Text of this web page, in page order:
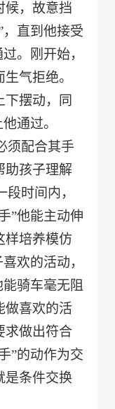
候，故意挡
直到他接受
。刚开始，
气拒绝。
摆动，同
通过。
须配合其手
助孩子理解
段时间内，
”他能主动伸
样培养模仿
欢的活动，
骑车毫无阻
做喜欢的活
求做出符合
”的动作为交
是条件交换